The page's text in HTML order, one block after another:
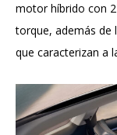
motor híbrido con
torque, además de
que caracterizan a